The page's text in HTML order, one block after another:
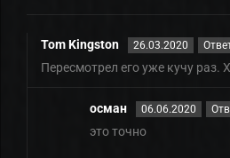
Tom Kingston 26.03.2020
Пересмотрел его уже кучу раз.
осман 06.06.2020
это точно